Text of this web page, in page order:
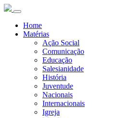
Home
Matérias
Ação Social
Comunicação
Educação
Salesianidade
História
Juventude
Nacionais
Internacionais
Igreja